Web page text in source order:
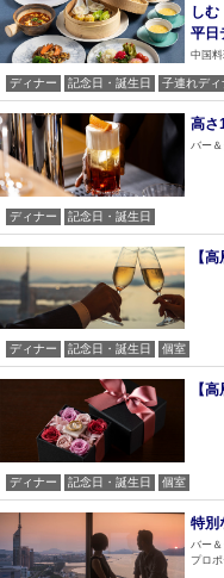
しむ
平日
中国
ディナー 記念日・誕生日 子連れディ
高さ
バー
ディナー 記念日・誕生日
【
ディナー 記念日・誕生日 個室
【
ディナー 記念日・誕生日 個室
特別
バー
プロ